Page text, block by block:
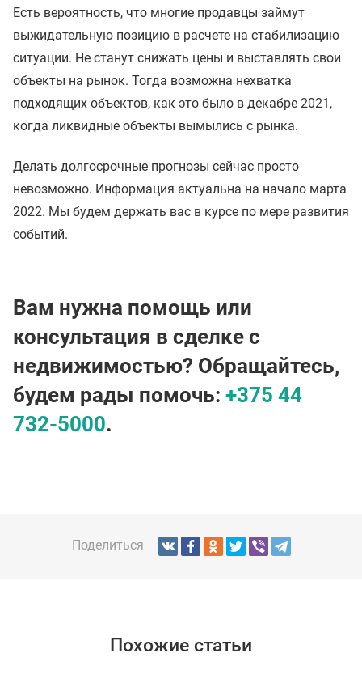
Есть вероятность, что многие продавцы займут
выжидательную позицию в расчете на стабилизацию
ситуации. Не станут снижать цены и выставлять свои
объекты на рынок. Тогда возможна нехватка
подходящих объектов, как это было в декабре 2021,
когда ликвидные объекты вымылись с рынка.
Делать долгосрочные прогнозы сейчас просто
невозможно. Информация актуальна на начало марта
2022. Мы будем держать вас в курсе по мере развития
событий.
Вам нужна помощь или
консультация в сделке с
недвижимостью? Обращайтесь,
будем рады помочь: +375 44
732-5000.
Поделиться
Похожие статьи